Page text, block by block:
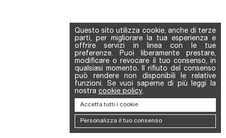
Questo sito utilizza cookie, anche di terze
parti, per migliorare la tua esperienza e
offrire servizi in linea con le tue
preferenze. Puoi liberamente prestare,
modificare o revocare il tuo consenso, in
qualsiasi momento. Il rifiuto del consenso
può rendere non disponibili le relative
funzioni. Se vuoi saperne di più leggi la
nostra cookie policy.
Accetta tutti i cookie
Personalizza il tuo consenso